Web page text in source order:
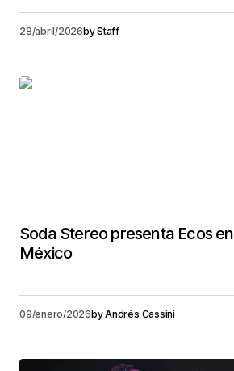
28/abril/2026byStaff
Soda Stereo presenta Ecos en
México
09/enero/2026byAndrés Cassini